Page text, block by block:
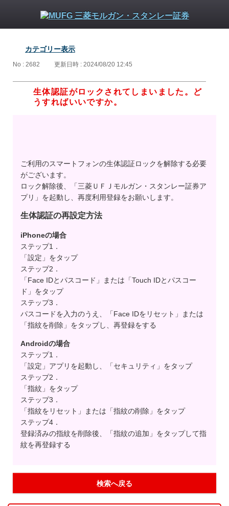
カテゴリー表示
No : 2682 更新日時 : 2024/08/20 12:45
生体認証がロックされてしまいました。ど
うすればいいですか。
ご利用のスマートフォンの生体認証ロックを解除する必要
がございます。
ロック解除後、「三菱ＵＦＪモルガン・スタンレー証券ア
プリ」を起動し、再度利用登録をお願いします。
生体認証の再設定方法
iPhoneの場合
ステップ1．
「設定」をタップ
ステップ2．
「Face IDとパスコード」または「Touch IDとパスコー
ド」をタップ
ステップ3．
パスコードを入力のうえ、「Face IDをリセット」または
「指紋を削除」をタップし、再登録をする
Androidの場合
ステップ1．
「設定」アプリを起動し、「セキュリティ」をタップ
ステップ2．
「指紋」をタップ
ステップ3．
「指紋をリセット」または「指紋の削除」をタップ
ステップ4．
登録済みの指紋を削除後、「指紋の追加」をタップして指
紋を再登録する
検索へ戻る